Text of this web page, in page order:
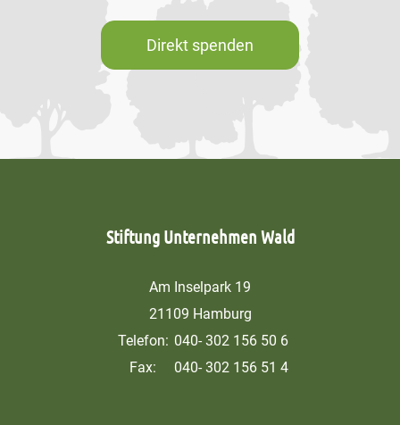
Direkt spenden
Stiftung Unternehmen Wald
Am Inselpark 19
21109 Hamburg
Telefon: 040- 302 156 50 6
Fax:
040- 302 156 51 4